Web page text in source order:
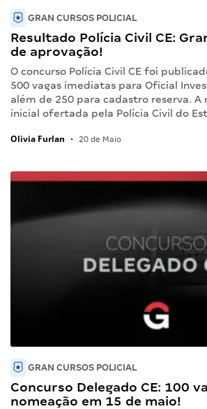
GRAN CURSOS POLICIAL
Resultado Polícia Civil CE:
de aprovação!
O concurso Polícia Civil CE foi
500 vagas imediatas para Oficial
além de 250 para cadastro reserva. A
inicial ofertada pela Polícia Civil do
Olivia Furlan • 20 de Maio
GRAN CURSOS POLICIAL
Concurso Delegado CE: 100
nomeação em 15 de maio!